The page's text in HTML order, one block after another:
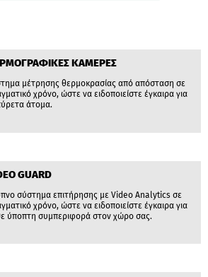
ΚΑΜΕΡΕΣ
μέτρησης θερμοκρασίας από απόσταση σε
χρόνο, ώστε να ειδοποιείστε έγκαιρα για
άτομα.
GUARD
σύστημα επιτήρησης με Video Analytics σε
χρόνο, ώστε να ειδοποιείστε έγκαιρα για
ύποπτη συμπεριφορά στον χώρο σας.